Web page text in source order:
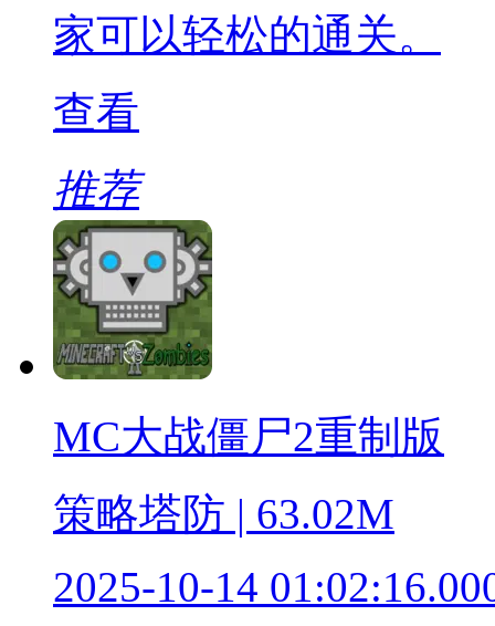
家可以轻松的通关。
查看
推荐
MC大战僵尸2重制版
策略塔防 | 63.02M
2025-10-14